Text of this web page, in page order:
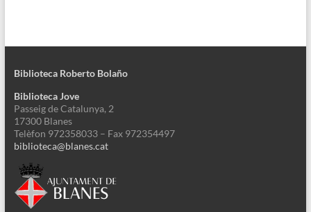
Biblioteca Roberto Bolaño
Biblioteca Jove
Passeig de Catalunya, 2
17300 Blanes
Telèfon 972358033 – Fax 972354497
biblioteca@blanes.cat